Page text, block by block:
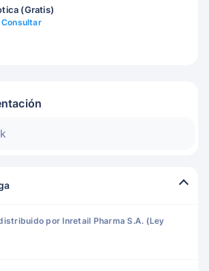
(Gratis)
Consultar
por Inretail Pharma S.A. (Ley